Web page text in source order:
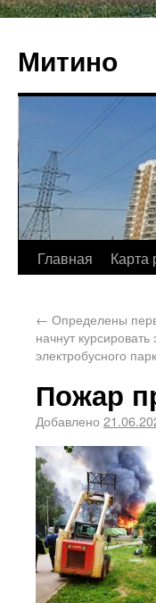
Митино
Главная Карта
← Определены
начнут
электробусного
Пожар
Добавлено